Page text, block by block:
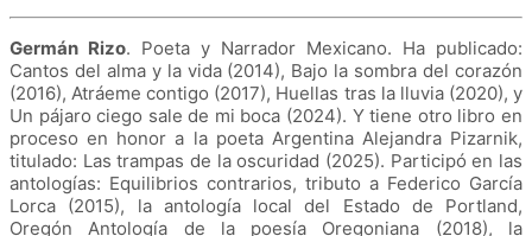
Germán Rizo. Poeta y Narrador Mexicano. Ha publicado:
Cantos del alma y la vida (2014), Bajo la sombra del corazón
(2016), Atráeme contigo (2017), Huellas tras la lluvia (2020), y
Un pájaro ciego sale de mi boca (2024). Y tiene otro libro en
proceso en honor a la poeta Argentina Alejandra Pizarnik,
titulado: Las trampas de la oscuridad (2025). Participó en las
antologías: Equilibrios contrarios, tributo a Federico García
Lorca (2015), la antología local del Estado de Portland,
Oregón Antología de la poesía Oregoniana (2018), la